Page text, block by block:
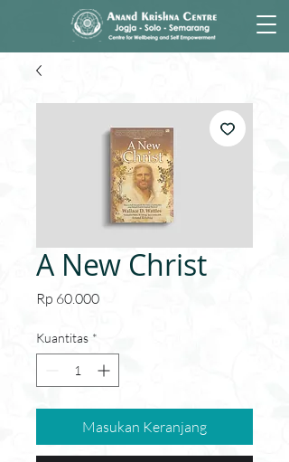
A New Christ
Rp 60.000Harga
Kuantitas *
Masukan Keranjang